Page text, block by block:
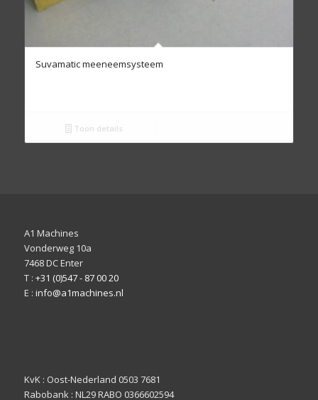
Suvamatic meeneemsysteem
Toon details
A1 Machines
Vonderweg 10a
7468 DC Enter
T : +31 (0)547 - 87 00 20
E : info@a1machines.nl
KvK : Oost-Nederland 0503 7681
Rabobank : NL29 RABO 0366602594